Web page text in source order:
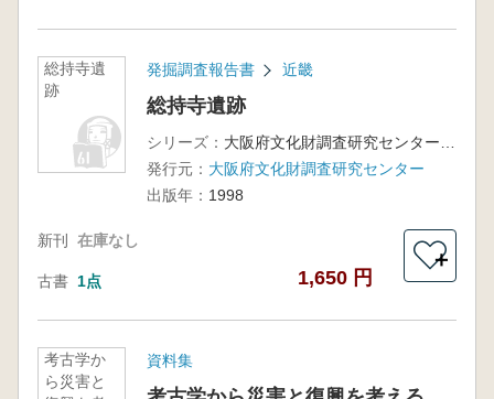
総持寺遺
跡
発掘調査報告書 近畿
総持寺遺跡
シリーズ：
発行元： 大阪府文化財調査研究センター
出版年： 1998
新刊 在庫なし
古書 1点 1,650 円
＋
考古学か
ら災害と
資料集